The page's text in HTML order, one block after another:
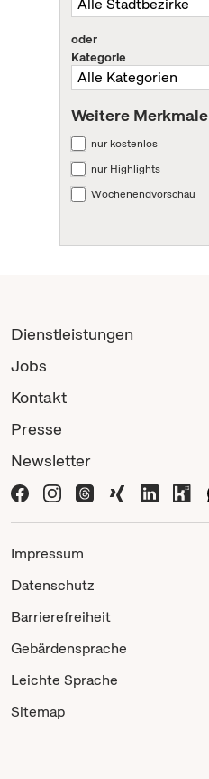
oder
Kategorie
Weitere Merkmale
nur kostenlos
nur Highlights
Wochenendvorschau
Dienstleistungen
Jobs
Kontakt
Presse
Newsletter
Impressum
Datenschutz
Barrierefreiheit
Gebärdensprache
Leichte Sprache
Sitemap